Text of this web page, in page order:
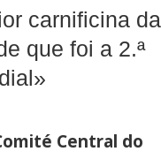
carnificina da
que foi a 2.ª
Central do